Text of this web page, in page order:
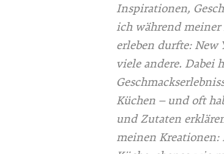
Inspirationen,
ich während meiner
erleben durfte: New
viele andere. Dabei
Küchen – und oft
und Zutaten
meinen Kreationen: